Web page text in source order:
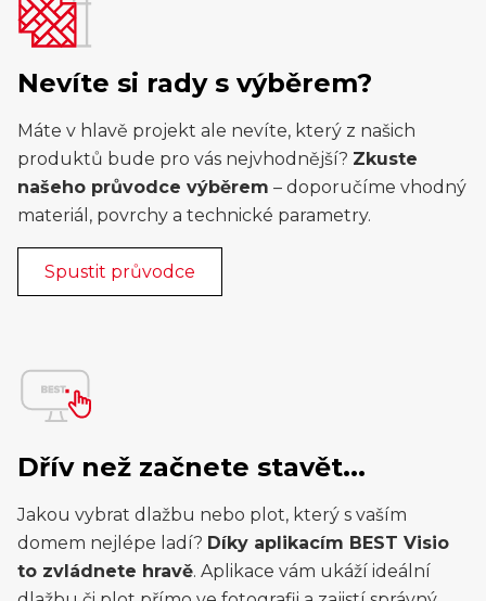
Nevíte si rady s výběrem?
Máte v hlavě projekt ale nevíte, který z našich
produktů bude pro vás nejvhodnější? Zkuste
našeho průvodce výběrem – doporučíme vhodný
materiál, povrchy a technické parametry.
Spustit průvodce
Dřív než začnete stavět...
Jakou vybrat dlažbu nebo plot, který s vaším
domem nejlépe ladí? Díky aplikacím BEST Visio
to zvládnete hravě. Aplikace vám ukáží ideální